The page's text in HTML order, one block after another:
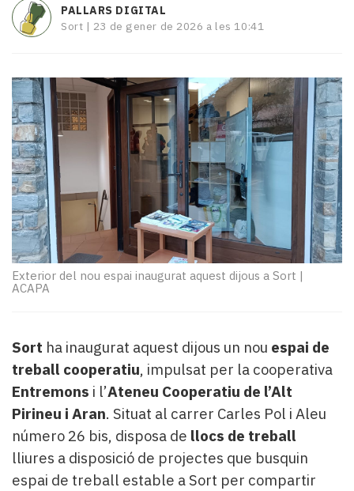
Esports
Mai
i
mitjans
El
temps
Reportatges
Entrevistes
Enquestes
A
escena!
Dis
la
teva!
del
Pallars
Contingut
patrocinat
Lo
més
llegit...
Editorial
PALLARS DIGITAL
Sort | 23 de gener de 2026 a les 10:41
Exterior del nou espai inaugurat aquest dijous a Sort |
ACAPA
Sort ha inaugurat aquest dijous un nou espai de
treball cooperatiu, impulsat per la cooperativa
Entremons i l’Ateneu Cooperatiu de l’Alt
Pirineu i Aran. Situat al carrer Carles Pol i Aleu
número 26 bis, disposa de llocs de treball
lliures a disposició de projectes que busquin
espai de treball estable a Sort per compartir